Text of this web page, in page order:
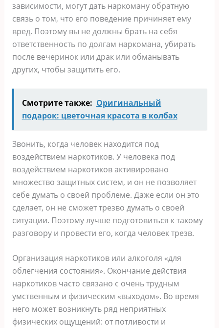
зависимости, могут дать наркоману обратную
связь о том, что его поведение причиняет ему
вред. Поэтому вы не должны брать на себя
ответственность по долгам наркомана, убирать
после вечеринок или драк или обманывать
других, чтобы защитить его.
Смотрите также: Оригинальный
подарок: цветочная красота в колбах
Звонить, когда человек находится под
воздействием наркотиков. У человека под
воздействием наркотиков активировано
множество защитных систем, и он не позволяет
себе думать о своей проблеме. Даже если он это
сделает, он не сможет трезво думать о своей
ситуации. Поэтому лучше подготовиться к такому
разговору и провести его, когда человек трезв.
Организация наркотиков или алкоголя «для
облегчения состояния». Окончание действия
наркотиков часто связано с очень трудным
умственным и физическим «выходом». Во время
него может возникнуть ряд неприятных
физических ощущений: от потливости и